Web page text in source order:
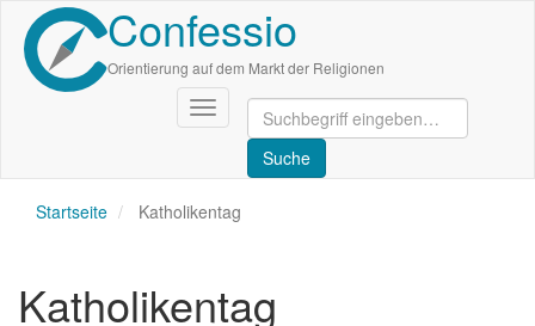
Direkt
zum
Inhalt
Confessio
Orientierung auf dem Markt der Religionen
Navigation
aktivieren/deaktivieren
Startseite Katholikentag
Katholikentag